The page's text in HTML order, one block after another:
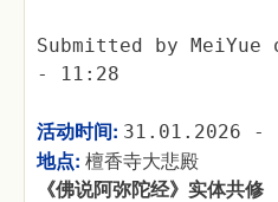
Submitted by MeiYue
- 11:28
活动时间: 31.01.2026 -
地点: 檀香寺大悲殿
《佛说阿弥陀经》实体共修